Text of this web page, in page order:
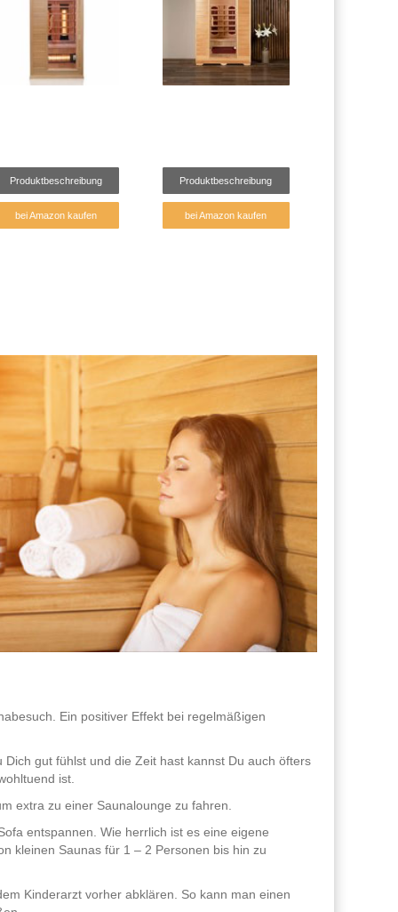
Produktbeschreibung
bei Amazon kaufen
Produktbeschreibung
bei Amazon kaufen
Ein positiver Effekt bei regelmäßigen
gut fühlst und die Zeit hast kannst Du auch öfters
ist.
extra zu einer Saunalounge zu fahren.
entspannen. Wie herrlich ist es eine eigene
kleinen Saunas für 1 – 2 Personen bis hin zu
Kinderarzt vorher abklären. So kann man einen